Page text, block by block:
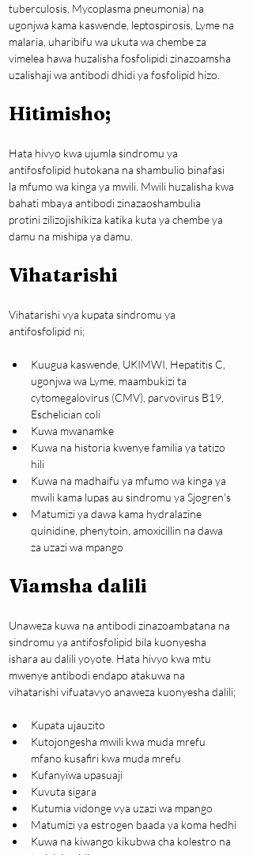
tuberculosis, Mycoplasma pneumonia) na
ugonjwa kama kaswende, leptospirosis, Lyme na
malaria, uharibifu wa ukuta wa chembe za
vimelea hawa huzalisha fosfolipidi zinazoamsha
uzalishaji wa antibodi dhidi ya fosfolipid hizo.
Hitimisho;
Hata hivyo kwa ujumla sindromu ya
antifosfolipid hutokana na shambulio binafasi
la mfumo wa kinga ya mwili. Mwili huzalisha kwa
bahati mbaya antibodi zinazaoshambulia
protini zilizojishikiza katika kuta ya chembe ya
damu na mishipa ya damu.
Vihatarishi
Vihatarishi vya kupata sindromu ya
antifosfolipid ni;
Kuugua kaswende, UKIMWI, Hepatitis C,
ugonjwa wa Lyme, maambukizi ta
cytomegalovirus (CMV), parvovirus B19,
Eschelician coli
Kuwa mwanamke
Kuwa na historia kwenye familia ya tatizo
hili
Kuwa na madhaifu ya mfumo wa kinga ya
mwili kama lupas au sindromu ya Sjogren's
Matumizi ya dawa kama hydralazine
quinidine, phenytoin, amoxicillin na dawa
za uzazi wa mpango
Viamsha dalili
Unaweza kuwa na antibodi zinazoambatana na
sindromu ya antifosfolipid bila kuonyesha
ishara au dalili yoyote. Hata hivyo kwa mtu
mwenye antibodi endapo atakuwa na
vihatarishi vifuatavyo anaweza kuonyesha dalili;
Kupata ujauzito
Kutojongesha mwili kwa muda mrefu
mfano kusafiri kwa muda mrefu
Kufanyiwa upasuaji
Kuvuta sigara
Kutumia vidonge vya uzazi wa mpango
Matumizi ya estrogen baada ya koma hedhi
Kuwa na kiwango kikubwa cha kolestro na